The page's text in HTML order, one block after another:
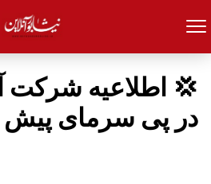
💢 اطلاعیه شرکت
در پی سرمای پیش